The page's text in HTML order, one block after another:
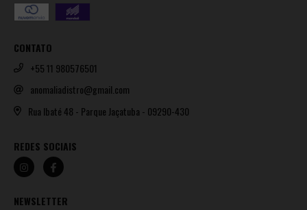
CONTATO
+55 11 980576501
anomaliadistro@gmail.com
Rua Ibaté 48 - Parque Jaçatuba - 09290-430
REDES SOCIAIS
NEWSLETTER